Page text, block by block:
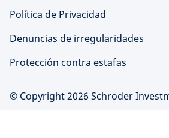
Política de Privacidad
Denuncias de irregularidades
Protección contra estafas
© Copyright 2026 Schroder